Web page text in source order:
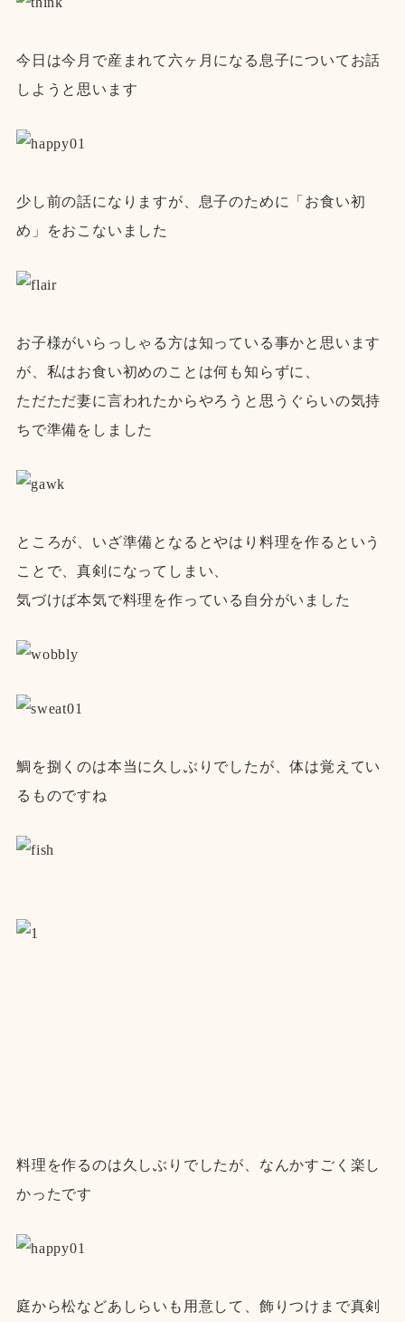
今日は今月で産まれて六ヶ月になる息子についてお話
しようと思います
少し前の話になりますが、息子のために「お食い初
め」をおこないました
お子様がいらっしゃる方は知っている事かと思います
が、私はお食い初めのことは何も知らずに、
ただただ妻に言われたからやろうと思うぐらいの気持
ちで準備をしました
ところが、いざ準備となるとやはり料理を作るという
ことで、真剣になってしまい、
気づけば本気で料理を作っている自分がいました
鯛を捌くのは本当に久しぶりでしたが、体は覚えてい
るものですね
料理を作るのは久しぶりでしたが、なんかすごく楽し
かったです
庭から松などあしらいも用意して、飾りつけまで真剣